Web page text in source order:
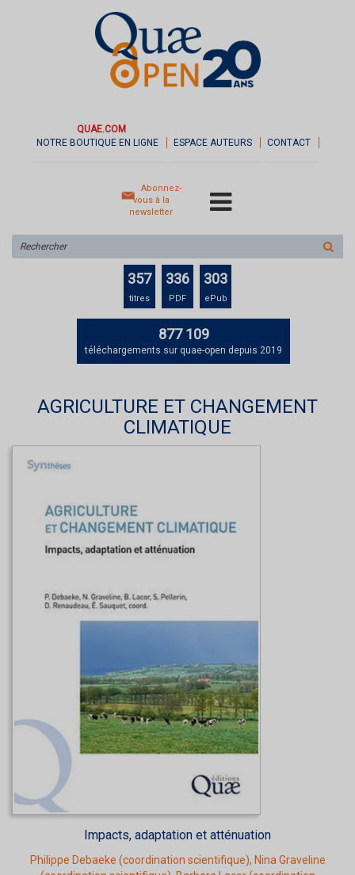
QUAE.COM
NOTRE BOUTIQUE EN LIGNE
ESPACE AUTEURS CONTACT
Abonnez-
vous à la
newsletter
sur
le
357
titres
336
PDF
303
ePub
877 109
téléchargements sur quae-open depuis 2019
AGRICULTURE ET CHANGEMENT
CLIMATIQUE
Impacts, adaptation et atténuation
Philippe Debaeke (coordination scientifique), Nina Graveline